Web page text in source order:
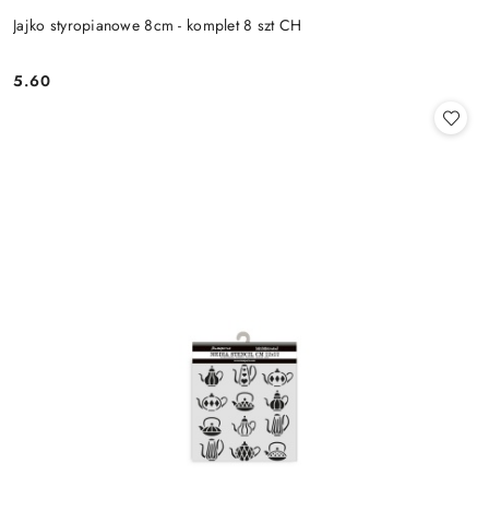
Jajko styropianowe 8cm - komplet 8 szt CH
Cena:
5.60